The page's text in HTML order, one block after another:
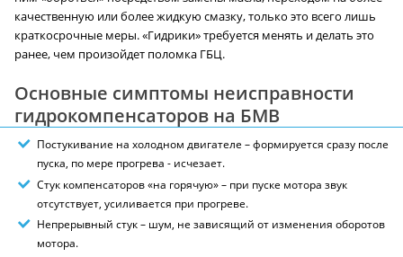
качественную или более жидкую смазку, только это всего лишь
краткосрочные меры. «Гидрики» требуется менять и делать это
ранее, чем произойдет поломка ГБЦ.
Основные симптомы неисправности
гидрокомпенсаторов на БМВ
Постукивание на холодном двигателе – формируется сразу после
пуска, по мере прогрева - исчезает.
Стук компенсаторов «на горячую» – при пуске мотора звук
отсутствует, усиливается при прогреве.
Непрерывный стук – шум, не зависящий от изменения оборотов
мотора.